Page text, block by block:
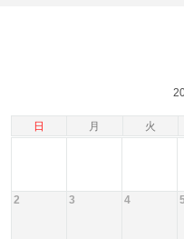
日 月 火
2 3 4 5